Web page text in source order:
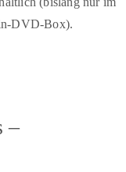
DVD-Box).
–